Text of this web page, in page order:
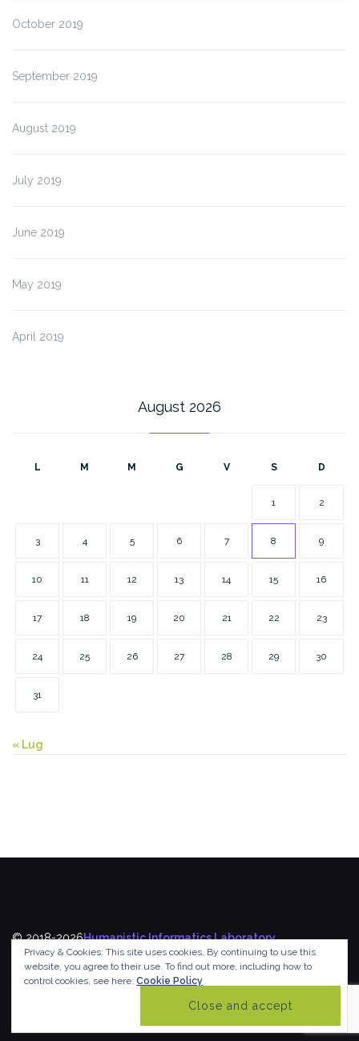
October 2019
September 2019
August 2019
July 2019
June 2019
May 2019
April 2019
August 2026
L M M G V S D
1 2
3 4 5 6 7 8 9
10 11 12 13 14 15 16
17 18 19 20 21 22 23
24 25 26 27 28 29 30
31
« Lug
© 2018-2026Humanistic Informatics Laboratory,
Department of Informatics,Ionian University
Privacy & Cookies: This site uses cookies. By continuing to use this
website, you agree to their use. To find out more, including how to
control cookies, see here: Cookie Policy